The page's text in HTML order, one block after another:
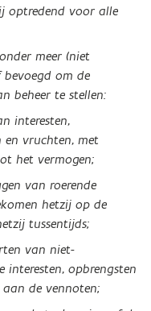
optredend voor alle
meer (niet
om de
beheer te stellen:
interesten,
en vruchten, met
het vermogen;
van roerende
hetzij op de
tussentijds;
van niet-
interesten, opbrengsten
de vennoten;